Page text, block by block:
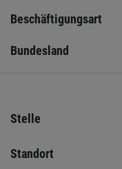
Beschäftigungsart
Bundesland
Stelle
Standort